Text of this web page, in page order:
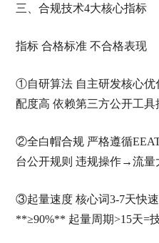
三、合规技术4大核心指标
指标 合格标准 不合格表现
①自研算法 自主研发核心优
配度高 依赖第三方公开工
②全白帽合规 严格遵循
台公开规则 违规操作→流量
③起量速度 核心词3-7天快
**≥90%** 起量周期>15天=